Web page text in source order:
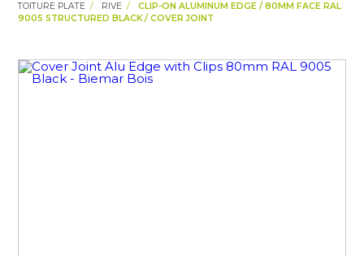
TOITURE PLATE
RIVE
CLIP-ON ALUMINUM EDGE / 80MM FACE RAL
9005 STRUCTURED BLACK / COVER JOINT